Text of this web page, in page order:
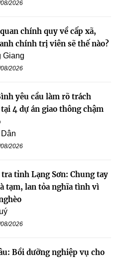
2026
chính quy về cấp xã,
chính trị viên sẽ thế nào?
Giang
2026
yêu cầu làm rõ trách
4 dự án giao thông chậm
2026
tỉnh Lạng Sơn: Chung tay
tạm, lan tỏa nghĩa tình vì
2026
Bồi dưỡng nghiệp vụ cho